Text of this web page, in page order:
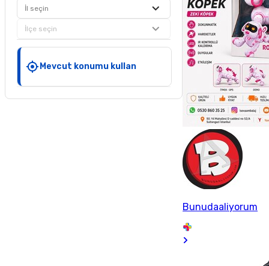
İl seçin
İlçe seçin
Mevcut konumu kullan
Bunudaaliyorum